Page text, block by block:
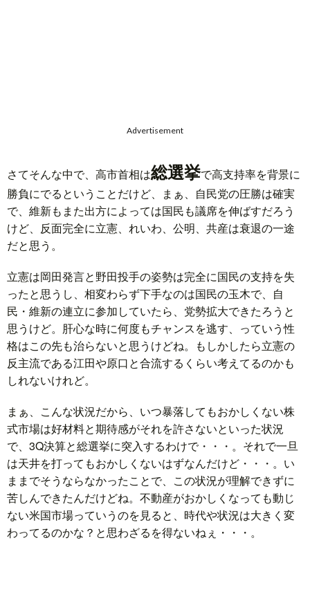
Advertisement
さてそんな中で、高市首相は総選挙で高支持率を背景に
勝負にでるということだけど、まぁ、自民党の圧勝は確実
で、維新もまた出方によっては国民も議席を伸ばすだろう
けど、反面完全に立憲、れいわ、公明、共産は衰退の一途
だと思う。
立憲は岡田発言と野田投手の姿勢は完全に国民の支持を失
ったと思うし、相変わらず下手なのは国民の玉木で、自
民・維新の連立に参加していたら、党勢拡大できたろうと
思うけど。肝心な時に何度もチャンスを逃す、っていう性
格はこの先も治らないと思うけどね。もしかしたら立憲の
反主流である江田や原口と合流するくらい考えてるのかも
しれないけれど。
まぁ、こんな状況だから、いつ暴落してもおかしくない株
式市場は好材料と期待感がそれを許さないといった状況
で、3Q決算と総選挙に突入するわけで・・・。それで一旦
は天井を打ってもおかしくないはずなんだけど・・・。い
ままでそうならなかったことで、この状況が理解できずに
苦しんできたんだけどね。不動産がおかしくなっても動じ
ない米国市場っていうのを見ると、時代や状況は大きく変
わってるのかな？と思わざるを得ないねぇ・・・。